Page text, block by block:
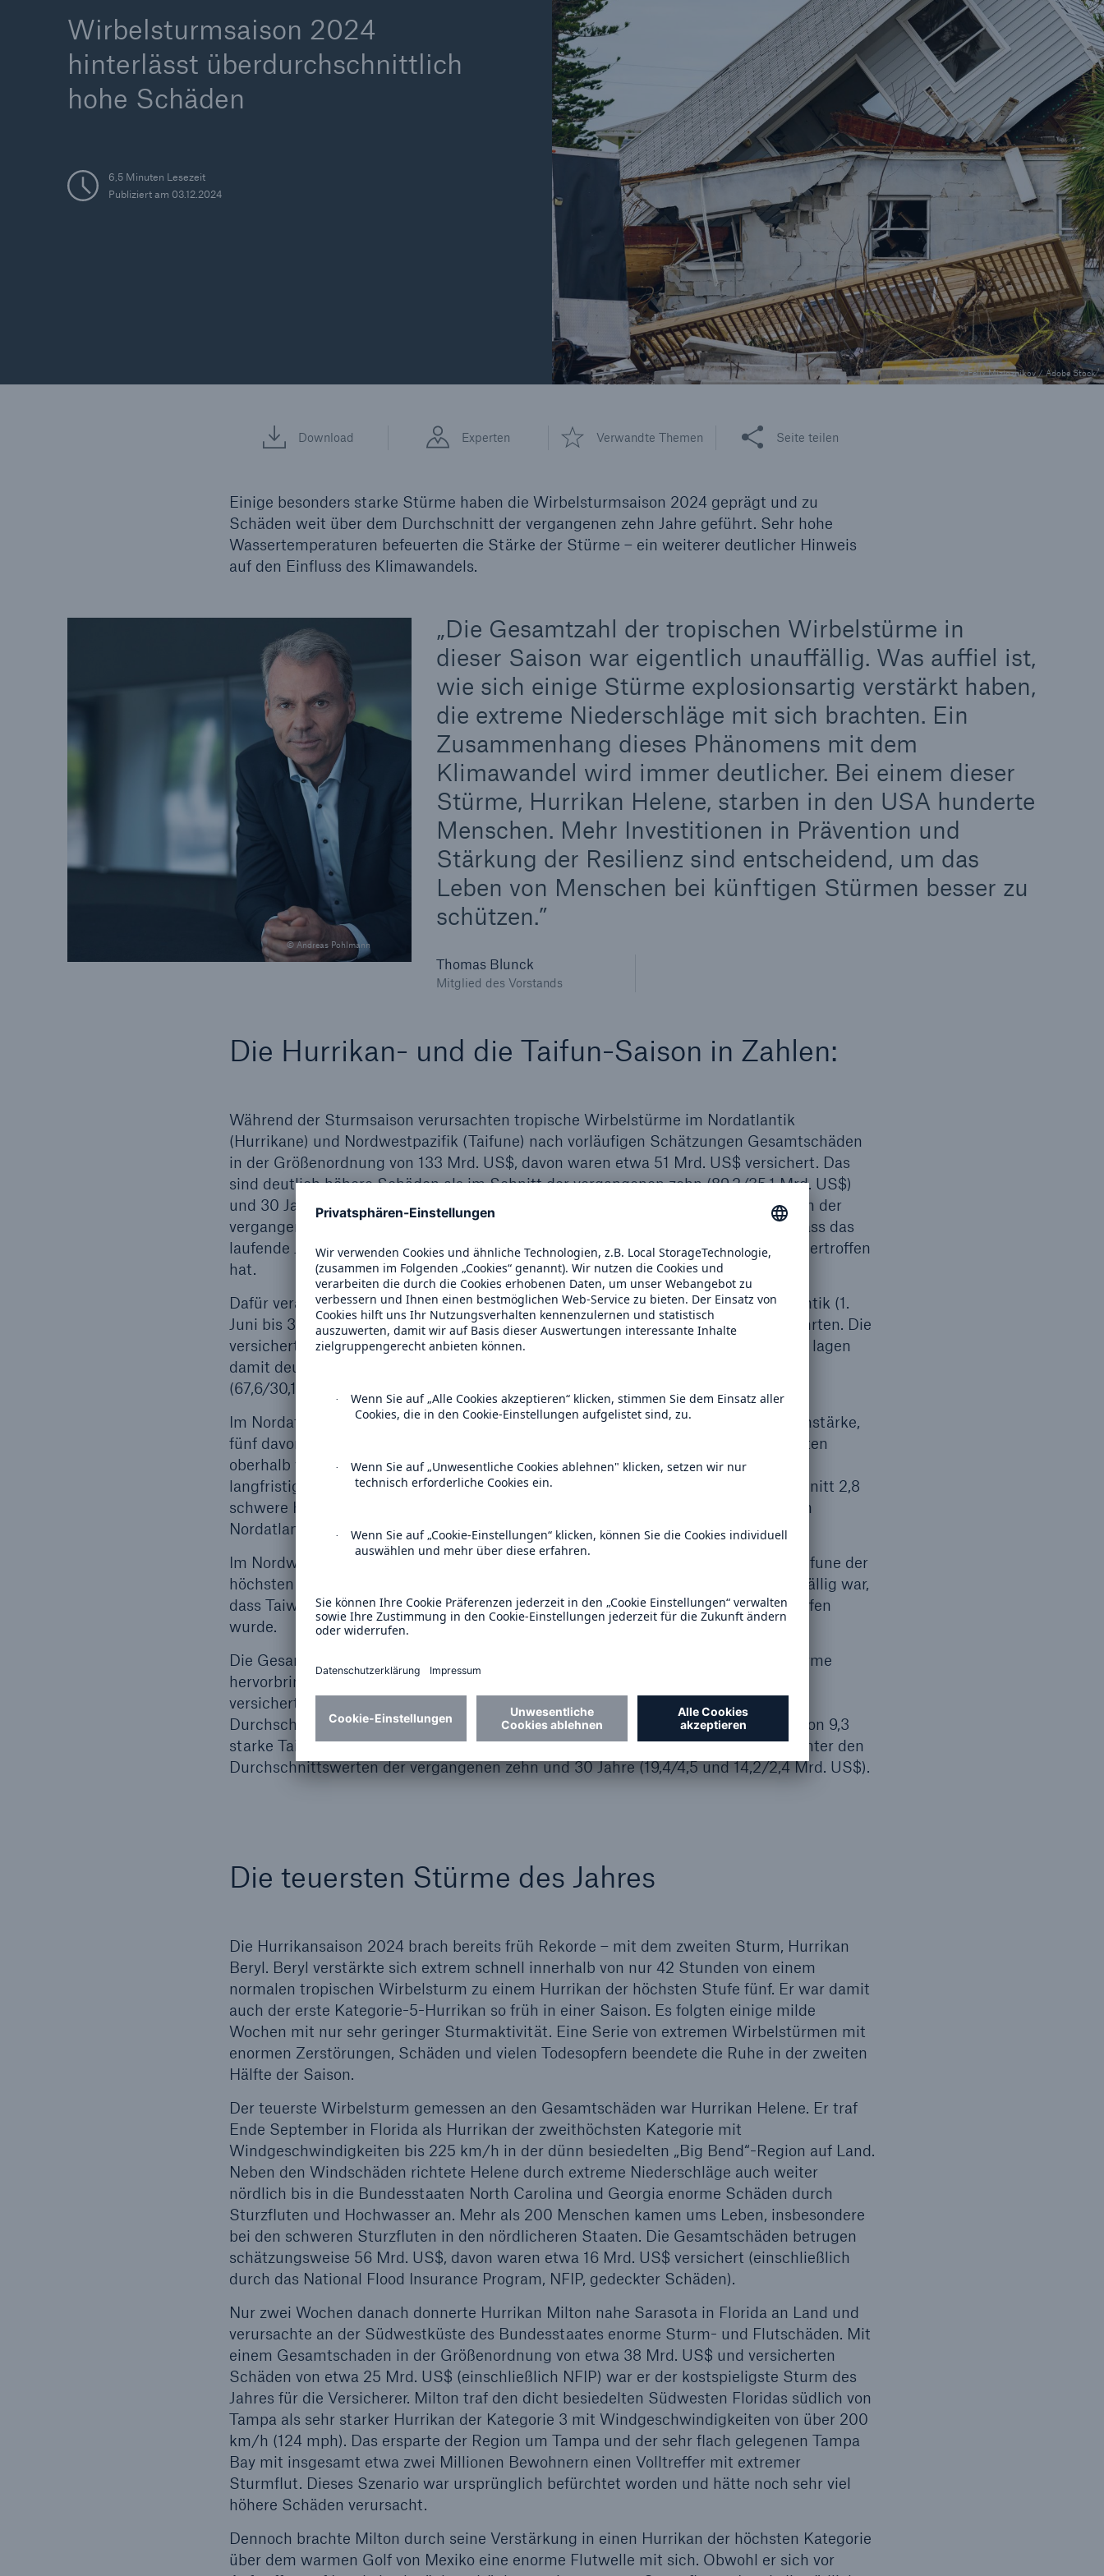
Wirbelsturmsaison 2024
hinterlässt überdurchschnittlich
hohe Schäden
6,5 Minuten Lesezeit
Publiziert am 03.12.2024
© Felix Mizioznikov / Adobe Stock
Download Experten Verwandte Themen
Diese Seite teilen
Seite teilen
Einige besonders starke Stürme haben die Wirbelsturmsaison 2024 geprägt und zu
Schäden weit über dem Durchschnitt der vergangenen zehn Jahre geführt. Sehr hohe
Wassertemperaturen befeuerten die Stärke der Stürme – ein weiterer deutlicher Hinweis
auf den Einfluss des Klimawandels.
© Andreas Pohlmann
Die Gesamtzahl der tropischen Wirbelstürme in
dieser Saison war eigentlich unauffällig. Was auffiel ist,
wie sich einige Stürme explosionsartig verstärkt haben,
die extreme Niederschläge mit sich brachten. Ein
Zusammenhang dieses Phänomens mit dem
Klimawandel wird immer deutlicher. Bei einem dieser
Stürme, Hurrikan Helene, starben in den USA hunderte
Menschen. Mehr Investitionen in Prävention und
Stärkung der Resilienz sind entscheidend, um das
Leben von Menschen bei künftigen Stürmen besser zu
schützen.
Thomas Blunck
Mitglied des Vorstands
Die Hurrikan- und die Taifun-Saison in Zahlen:
Während der Sturmsaison verursachten tropische Wirbelstürme im Nordatlantik
(Hurrikane) und Nordwestpazifik (Taifune) nach vorläufigen Schätzungen Gesamtschäden
in der Größenordnung von 133 Mrd. US$, davon waren etwa 51 Mrd. US$ versichert. Das
sind deutlich höhere Schäden als im Schnitt der vergangenen zehn (89,2/35,1 Mrd. US$)
und 30 Jahre (62,6/23,7 Mrd. US$). Damit gehört die Saison 2024 zu den teuersten der
vergangenen zehn Jahre, nur übertroffen von 2017. Die Schäden bedeuten auch, dass das
laufende Jahr die Schwelle von versicherten Schäden von 100 Mrd. US$ bereits übertroffen
hat.
Dafür verantwortlich war im Wesentlichen die heftige Hurrikansaison im Nordatlantik (1.
Juni bis 30. November), die in Nordamerika zu Schäden von etwa 110 Mrd. US$ führten. Die
versicherten Schäden dürften etwa 49 Mrd. US$ erreichen. Die Schadenssummen lagen
damit deutlich über den Durchschnittswerten der vergangenen zehn und 30 Jahre
(67,6/30,1 und 46,9/20,9 Mrd. US$).
Im Nordatlantik wurden 18 tropische Wirbelstürme gezählt. Elf erreichten Hurrikanstärke,
fünf davon waren schwere Hurrikane der Kategorien 3-5 mit Windgeschwindigkeiten
oberhalb von 177 km/h (110 mph). Damit lag die Hurrikansaison deutlich über dem
langfristigen Durchschnitt von zwölf Stürmen mit 6,4 Hurrikanen, darunter im Schnitt 2,8
schwere Hurrikane – und auch sichtbar über dem Durchschnitt der Warmphase im
Nordatlantik ab 1995 (15,7/7,5/3,3).
Im Nordwest-Pazifik ereigneten sich 25 Stürme mit 15 Taifunen, darunter neun Taifune der
höchsten Kategorien 3-5. 18 der Stürme, darunter 13 Taifune, trafen auf Land. Auffällig war,
dass Taiwan gleich von drei schweren Stürmen (Gaemi, Krathon, Kong-Rey) getroffen
wurde.
Die Gesamtschäden der bisherigen Taifunsaison, die oft noch nach November Stürme
hervorbringt, betrugen schätzungsweise 22 Mrd. US$, wovon nur rund 2 Mrd. US$
versichert waren. Die Anzahl der Stürme lag leicht unter den langfristigen
Durchschnittswerten der vergangenen 30 Jahre (25,5 Stürme mit 16 Taifunen, davon 9,3
starke Taifune). Die Gesamtschäden lagen über, die versicherten Schäden leicht unter den
Durchschnittswerten der vergangenen zehn und 30 Jahre (19,4/4,5 und 14,2/2,4 Mrd. US$).
Die teuersten Stürme des Jahres
Die Hurrikansaison 2024 brach bereits früh Rekorde – mit dem zweiten Sturm, Hurrikan
Beryl. Beryl verstärkte sich extrem schnell innerhalb von nur 42 Stunden von einem
normalen tropischen Wirbelsturm zu einem Hurrikan der höchsten Stufe fünf. Er war damit
auch der erste Kategorie-5-Hurrikan so früh in einer Saison. Es folgten einige milde
Wochen mit nur sehr geringer Sturmaktivität. Eine Serie von extremen Wirbelstürmen mit
enormen Zerstörungen, Schäden und vielen Todesopfern beendete die Ruhe in der zweiten
Hälfte der Saison.
Der teuerste Wirbelsturm gemessen an den Gesamtschäden war Hurrikan Helene. Er traf
Ende September in Florida als Hurrikan der zweithöchsten Kategorie mit
Windgeschwindigkeiten bis 225 km/h in der dünn besiedelten „Big Bend“-Region auf Land.
Neben den Windschäden richtete Helene durch extreme Niederschläge auch weiter
nördlich bis in die Bundesstaaten North Carolina und Georgia enorme Schäden durch
Sturzfluten und Hochwasser an. Mehr als 200 Menschen kamen ums Leben, insbesondere
bei den schweren Sturzfluten in den nördlicheren Staaten. Die Gesamtschäden betrugen
schätzungsweise 56 Mrd. US$, davon waren etwa 16 Mrd. US$ versichert (einschließlich
durch das National Flood Insurance Program, NFIP, gedeckter Schäden).
Nur zwei Wochen danach donnerte Hurrikan Milton nahe Sarasota in Florida an Land und
verursachte an der Südwestküste des Bundesstaates enorme Sturm- und Flutschäden. Mit
einem Gesamtschaden in der Größenordnung von etwa 38 Mrd. US$ und versicherten
Schäden von etwa 25 Mrd. US$ (einschließlich NFIP) war er der kostspieligste Sturm des
Jahres für die Versicherer. Milton traf den dicht besiedelten Südwesten Floridas südlich von
Tampa als sehr starker Hurrikan der Kategorie 3 mit Windgeschwindigkeiten von über 200
km/h (124 mph). Das ersparte der Region um Tampa und der sehr flach gelegenen Tampa
Bay mit insgesamt etwa zwei Millionen Bewohnern einen Volltreffer mit extremer
Sturmflut. Dieses Szenario war ursprünglich befürchtet worden und hätte noch sehr viel
höhere Schäden verursacht.
Dennoch brachte Milton durch seine Verstärkung in einen Hurrikan der höchsten Kategorie
über dem warmen Golf von Mexiko eine enorme Flutwelle mit sich. Obwohl er sich vor
Tech Trend Radar 2026
Reinsurance Property/Casualty
Marine Trend Radar 2025
Anteil der nicht versicherten
Schäden aus
Naturkatastrophen seit 1980
beträgt
71.8%
CLARA reduziert die
der BU-Versicherung bis zu
50 %
Geschätzte globale
wirtschaftliche Kosten der
Internetkriminalität
600 bn
Rückversicherung Leben/Gesundheit
MIRA Digital Suite
Re